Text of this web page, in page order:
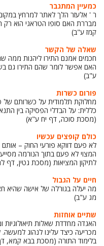
כמעיין המתגבר
ר ' אלעזר הלך לאתר למרחץ
מבררת האם סופו הטראגי הוא
קמז ע"ב)
שאלה של הקשר
חכמים אמנם התירו ליהנות ממה
האם אפשר לומר שהם התירו גם
ע"ב)
פורום כשרות
מחלוקת תלמודית על כשרותם של
כללית: על הבדלי הפסיקה בין
(מסכת סוכה, דף יח ע"א)
כולם קופצים עכשיו
לא פעם דווקא פורעי החוק –
המצוי לא פעם בתוך הנורמה
לתיקון המציאות (מסכת גטין, דף
חיים על הגבול
מה יעלה בגורלה של אישה שהיא
מג ע"ב)
שתיים אוחזות
האגדה מחדדת שאלות תיאולוגיות
מכריעה כיצד עלינו לנהוג
בלימוד התורה (מסכת בבא קמא,